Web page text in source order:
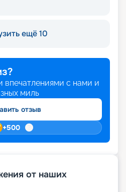
ещё 10
впечатлениями с нами и
миль
отзыв
+500
от наших